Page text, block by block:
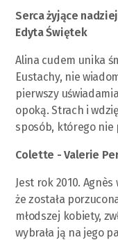
Serca żyjące
Edyta Świętek
Alina cudem unika
Eustachy, nie
pierwszy
opoką. Strach i
sposób, którego nie
Colette - Valerie
Jest rok 2010.
że została
młodszej kobiety,
wybrała ją na jego